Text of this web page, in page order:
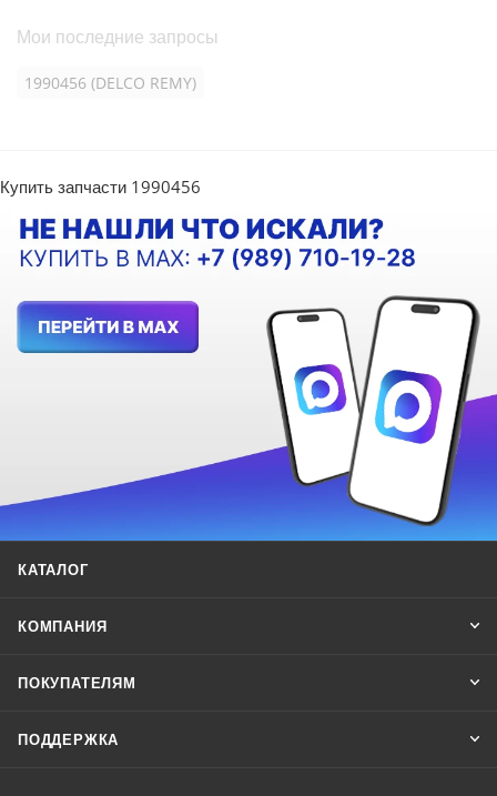
Мои последние запросы
1990456 (DELCO REMY)
Купить запчасти 1990456
КАТАЛОГ
КОМПАНИЯ
ПОКУПАТЕЛЯМ
ПОДДЕРЖКА